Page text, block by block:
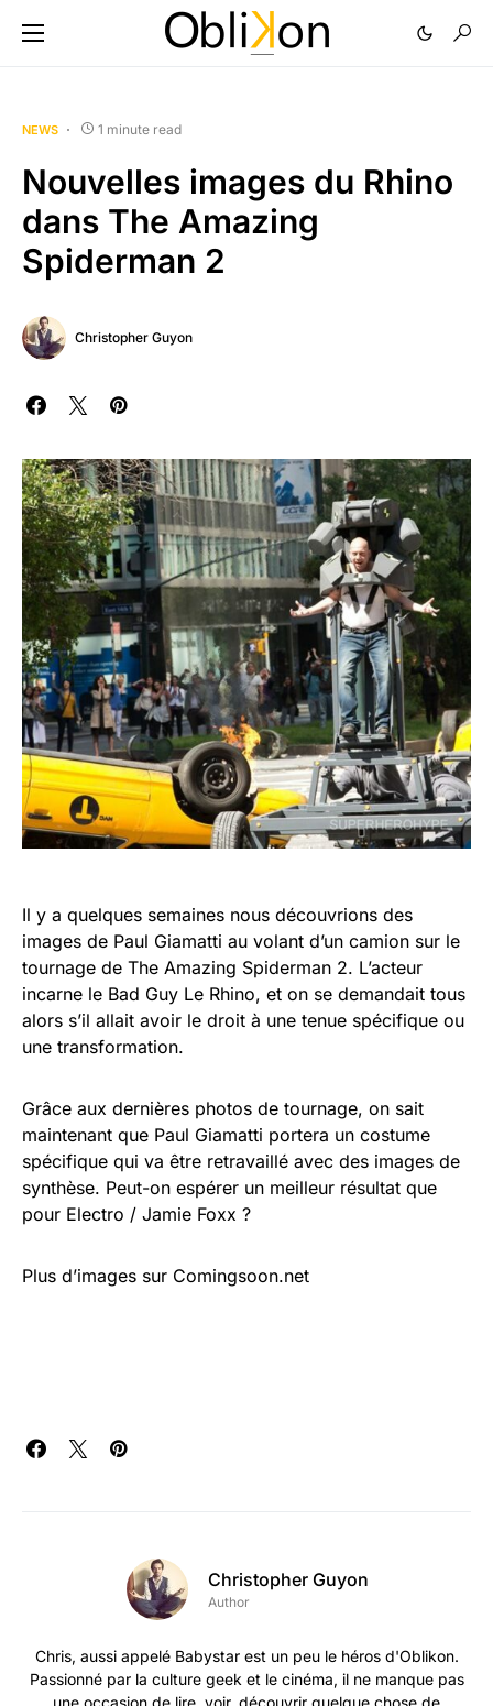
NEWS 1 minute read
Nouvelles images du Rhino
dans The Amazing
Spiderman 2
Christopher Guyon
Il y a quelques semaines nous découvrions des
images de Paul Giamatti au volant d’un camion sur le
tournage de The Amazing Spiderman 2. L’acteur
incarne le Bad Guy Le Rhino, et on se demandait tous
alors s’il allait avoir le droit à une tenue spécifique ou
une transformation.
Grâce aux dernières photos de tournage, on sait
maintenant que Paul Giamatti portera un costume
spécifique qui va être retravaillé avec des images de
synthèse. Peut-on espérer un meilleur résultat que
pour Electro / Jamie Foxx ?
Plus d’images sur Comingsoon.net
Christopher Guyon
Author
Chris, aussi appelé Babystar est un peu le héros d'Oblikon.
Passionné par la culture geek et le cinéma, il ne manque pas
une occasion de lire, voir, découvrir quelque chose de